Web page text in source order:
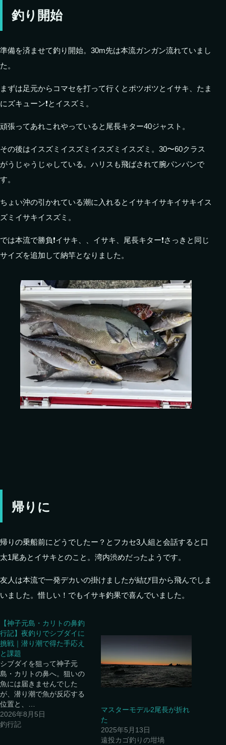
釣り開始
準備を済ませて釣り開始。30m先は本流ガンガン流れていまし
た。
まずは足元からコマセを打って行くとポツポツとイサキ、たま
にズキューン❗️とイスズミ。
頑張ってあれこれやっていると尾長キター40ジャスト。
その後はイスズミイスズミイスズミイスズミ。30〜60クラス
がうじゃうじゃしている。ハリスも飛ばされて腕パンパンで
す。
ちょい沖の引かれている潮に入れるとイサキイサキイサキイス
ズミイサキイスズミ。
では本流で勝負❗️イサキ、、イサキ、尾長キター❗️さっきと同じ
サイズを追加して納竿となりました。
帰りに
帰りの乗船前にどうでしたー？とフカセ3人組と会話すると口
太1尾あとイサキとのこと。湾内渋めだったようです。
友人は本流で一発デカいの掛けましたが結び目から飛んでしま
いました。惜しい！でもイサキ釣果で喜んでいました。
【神子元島・カリトの鼻釣
行記】夜釣りでシブダイに
挑戦｜潜り潮で得た手応え
と課題
シブダイを狙って神子元
島・カリトの鼻へ。狙いの
魚には届きませんでした
が、潜り潮で魚が反応する
位置と、…
2026年8月5日
釣行記
マスターモデル2尾長が折れ
た
2025年5月13日
遠投カゴ釣りの坩堝